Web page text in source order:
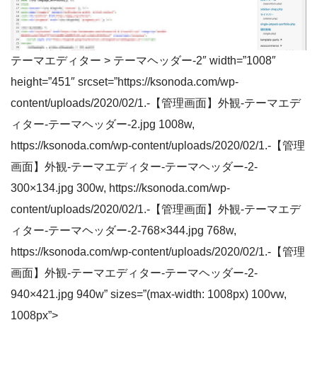
テーマエディター > テーマヘッダー-2″ width=”1008″
height=”451″ srcset=”https://ksonoda.com/wp-
content/uploads/2020/02/1.-【管理画面】外観-テーマエデ
ィター-テーマヘッダー-2.jpg 1008w,
https://ksonoda.com/wp-content/uploads/2020/02/1.-【管理
画面】外観-テーマエディター-テーマヘッダー-2-
300×134.jpg 300w, https://ksonoda.com/wp-
content/uploads/2020/02/1.-【管理画面】外観-テーマエデ
ィター-テーマヘッダー-2-768×344.jpg 768w,
https://ksonoda.com/wp-content/uploads/2020/02/1.-【管理
画面】外観-テーマエディター-テーマヘッダー-2-
940×421.jpg 940w” sizes=”(max-width: 1008px) 100vw,
1008px”>